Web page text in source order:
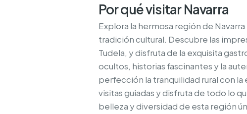
Por qué visitar Navarra
Explora la hermosa región de
tradición cultural. Descubre las
Tudela, y disfruta de la exquisita
ocultos, historias fascinantes y la
perfección la tranquilidad rural con
visitas guiadas y disfruta de todo lo
belleza y diversidad de esta región